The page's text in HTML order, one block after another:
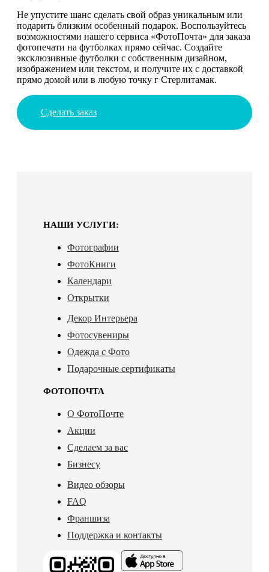
Не упустите шанс сделать свой образ уникальным или
подарить близким особенный подарок. Воспользуйтесь
возможностями нашего сервиса «ФотоПочта» для заказа
фотопечати на футболках прямо сейчас. Создайте
эксклюзивные футболки с собственным дизайном,
изображением или текстом, и получите их с доставкой
прямо домой или в любую точку г Стерлитамак.
Сделать заказ
НАШИ УСЛУГИ:
Фотографии
ФотоКниги
Календари
Открытки
Декор Интерьера
Фотосувениры
Одежда с Фото
Подарочные сертификаты
ФОТОПОЧТА
О ФотоПочте
Акции
Сделаем за вас
Бизнесу
Видео обзоры
FAQ
Франшиза
Поддержка и контакты